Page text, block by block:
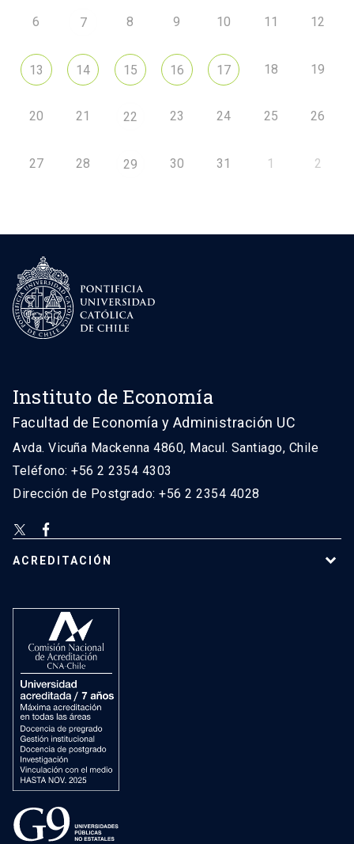
6 7 8 9 10 11 12
13 14 15 16 17 18 19
20 21 22 23 24 25 26
27 28 29 30 31 1 2
Instituto de Economía
Facultad de Economía y Administración UC
Avda. Vicuña Mackenna 4860, Macul. Santiago, Chile
Teléfono: +56 2 2354 4303
Dirección de Postgrado: +56 2 2354 4028
ACREDITACIÓN